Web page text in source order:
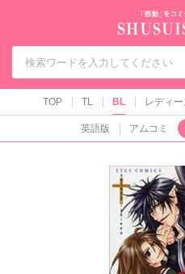
TOP TL BL レディー
英語版 アムコミ